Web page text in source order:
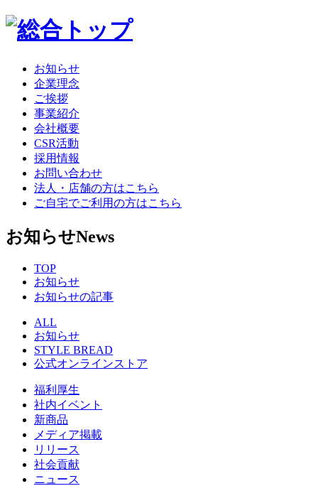
お知らせ
企業理念
ご挨拶
事業紹介
会社概要
CSR活動
採用情報
お問い合わせ
法人・店舗の方はこちら
ご自宅でご利用の方はこちら
お知らせNews
TOP
お知らせ
お知らせの記事
ALL
お知らせ
STYLE BREAD
公式オンラインストア
福利厚生
社内イベント
新商品
メディア掲載
リリース
社会貢献
ニュース